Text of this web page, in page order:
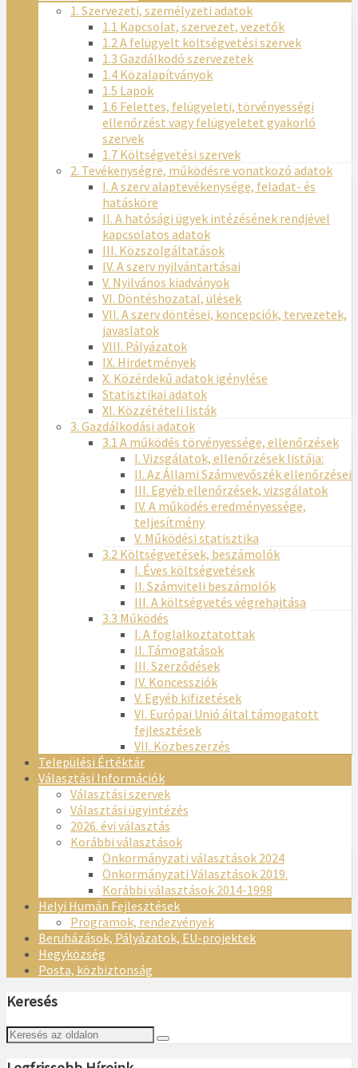
1. Szervezeti, személyzeti adatok
1.1 Kapcsolat, szervezet, vezetők
1.2 A felügyelt költségvetési szervek
1.3 Gazdálkodó szervezetek
1.4 Közalapítványok
1.5 Lapok
1.6 Felettes, felügyeleti, törvényességi
ellenőrzést vagy felügyeletet gyakorló
szervek
1.7 Költségvetési szervek
2. Tevékenységre, működésre vonatkozó adatok
I. A szerv alaptevékenysége, feladat- és
hatásköre
II. A hatósági ügyek intézésének rendjével
kapcsolatos adatok
III. Közszolgáltatások
IV. A szerv nyilvántartásai
V. Nyilvános kiadványok
VI. Döntéshozatal, ülések
VII. A szerv döntései, koncepciók, tervezetek,
javaslatok
VIII. Pályázatok
IX. Hirdetmények
X. Közérdekű adatok igénylése
Statisztikai adatok
XI. Közzétételi listák
3. Gazdálkodási adatok
3.1 A működés törvényessége, ellenőrzések
I. Vizsgálatok, ellenőrzések listája:
II. Az Állami Számvevőszék ellenőrzései
III. Egyéb ellenőrzések, vizsgálatok
IV. A működés eredményessége,
teljesítmény
V. Működési statisztika
3.2 Költségvetések, beszámolók
I. Éves költségvetések
II. Számviteli beszámolók
III. A költségvetés végrehajtása
3.3 Működés
I. A foglalkoztatottak
II. Támogatások
III. Szerződések
IV. Koncessziók
V. Egyéb kifizetések
VI. Európai Unió által támogatott
fejlesztések
VII. Közbeszerzés
Települési Értéktár
Választási Információk
Választási szervek
Választási ügyintézés
2026. évi választás
Korábbi választások
Önkormányzati választások 2024
Önkormányzati Választások 2019.
Korábbi választások 2014-1998
Helyi Humán Fejlesztések
Programok, rendezvények
Beruházások, Pályázatok, EU-projektek
Hegyközség
Posta, közbiztonság
Keresés